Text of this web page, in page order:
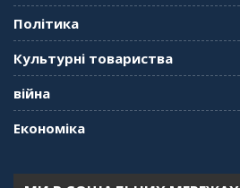
Політика
Культурні товариства
війна
Економіка